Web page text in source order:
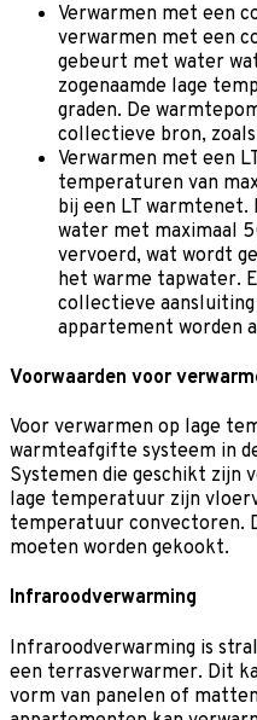
Verwarmen met een
verwarmen met een
gebeurt met water
zogenaamde lage
graden. De
collectieve bron,
Verwarmen met een
temperaturen van
bij een LT
water met maximaal
vervoerd, wat wordt
het warme tapwater.
collectieve
appartement worden
Voorwaarden voor
Voor verwarmen op lage
warmteafgifte systeem in
Systemen die geschikt zijn
lage temperatuur zijn
temperatuur convectoren.
moeten worden gekookt.
Infraroodverwarming
Infraroodverwarming is
een terrasverwarmer. Dit
vorm van panelen of